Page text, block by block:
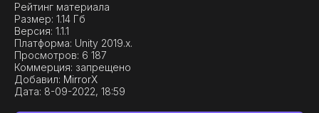
Рейтинг материала
Размер: 1.14 Гб
Версия: 1.1.1
Платформа: Unity 2019.x.
Просмотров: 6 187
Коммерция: запрещено
Добавил: MirrorX
Дата: 8-09-2022, 18:59